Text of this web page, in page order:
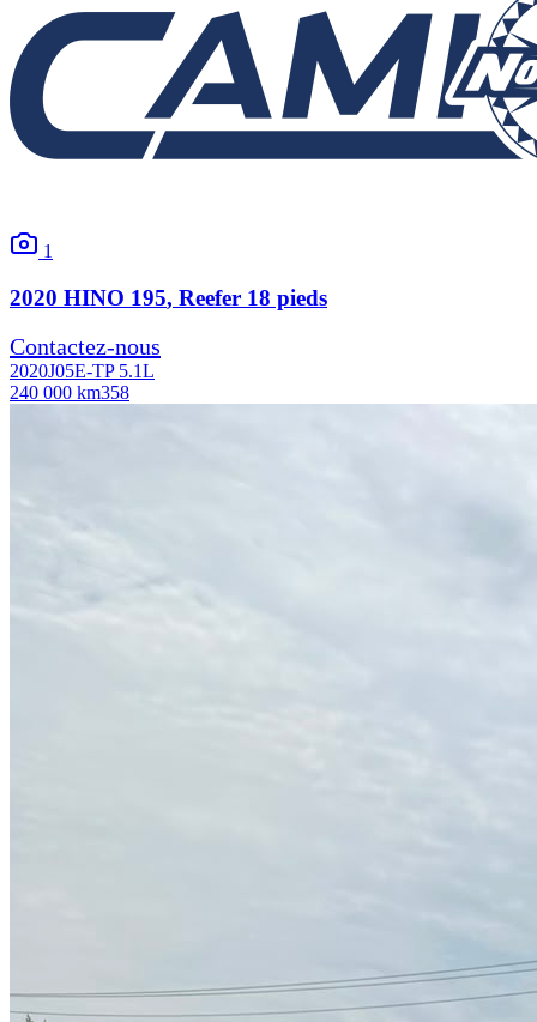
1
2020 HINO 195, Reefer 18 pieds
Contactez-nous
2020J05E-TP 5.1L
240 000 km358